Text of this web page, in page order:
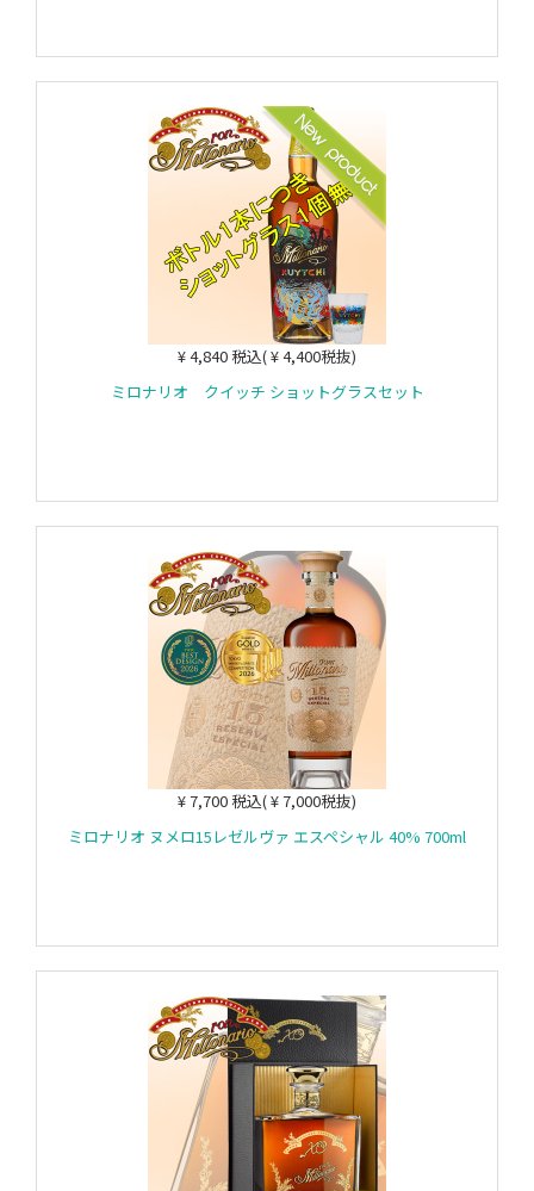
¥ 4,840 税込( ¥ 4,400税抜)
ミロナリオ クイッチ ショットグラスセット
¥ 7,700 税込( ¥ 7,000税抜)
ミロナリオ ヌメロ15レゼルヴァ エスペシャル 40% 700ml